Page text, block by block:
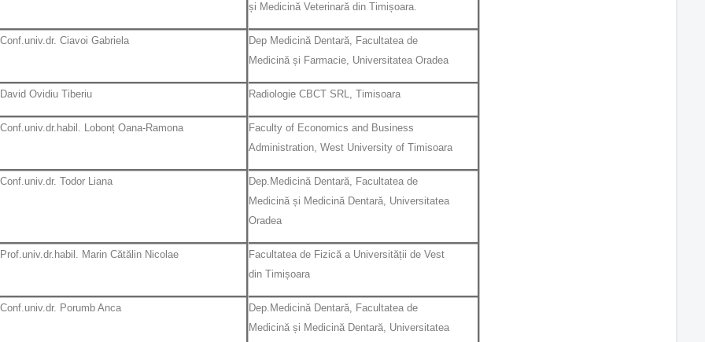
și Medicină Veterinară din Timișoara.
Conf.univ.dr. Ciavoi Gabriela
Dep Medicină Dentară, Facultatea de
Medicină și Farmacie, Universitatea Oradea
David Ovidiu Tiberiu Radiologie CBCT SRL, Timisoara
Conf.univ.dr.habil. Lobonț Oana-Ramona
Faculty of Economics and Business
Administration, West University of Timisoara
Conf.univ.dr. Todor Liana
Dep.Medicină Dentară, Facultatea de
Medicină și Medicină Dentară, Universitatea
Oradea
Prof.univ.dr.habil. Marin Cătălin Nicolae
Facultatea de Fizică a Universității de Vest
din Timișoara
Conf.univ.dr. Porumb Anca
Dep.Medicină Dentară, Facultatea de
Medicină și Medicină Dentară, Universitatea